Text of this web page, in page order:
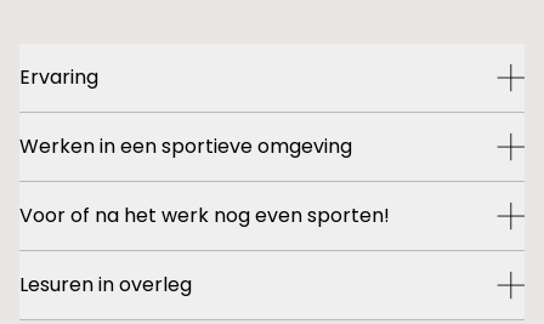
Ontdek de Club
Experience.
Instagram
Facebook
TikTok
Ervaring
Ervaring met het geven van Reformer Pilates lessen is
gewenst.
Werken in een sportieve omgeving
waar mensen komen om zich goed te voelen. De
collega’s zorg je ervoor dat leden zich welkom en op
Voor of na het werk nog even sporten!
Werk je dienst en pak daarna nog een workout mee.
Of juist even sporten vóór je begint. Bij ons heb je de
Lesuren in overleg